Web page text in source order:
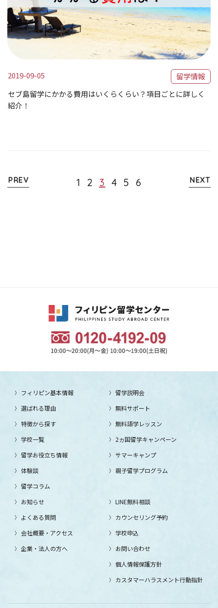
2019-09-05
留学情報
セブ島留学にかかる費用はいくらくらい？項目ごとに詳しく
紹介！
PREV 1 2 3 4 5 6 NEXT
フィリピン基本情報
選ばれる理由
特徴から探す
学校一覧
留学お役立ち情報
体験談
留学コラム
留学説明会
無料サポート
無料語学レッスン
2ヵ国留学キャンペーン
サマーキャンプ
親子留学プログラム
お知らせ
よくある質問
会社概要・アクセス
企業・法人の方へ
LINE無料相談
カウンセリング予約
学校申込
お問い合わせ
個人情報保護方針
カスタマーハラスメント行動指針